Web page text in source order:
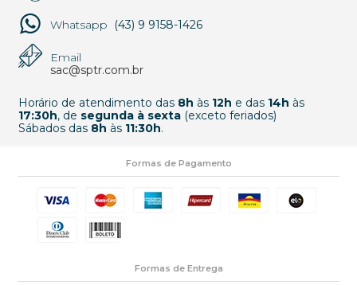
Whatsapp (43) 9 9158-1426
Email
sac@sptr.com.br
Horário de atendimento das 8h às 12h e das 14h às
17:30h, de segunda à sexta(exceto feriados)
Sábados das 8h às 11:30h.
Formas de Pagamento
Formas de Entrega